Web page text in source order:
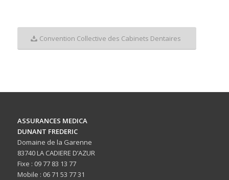
Convention Collective des Cabinets Dentaires
ASSURANCES MEDICA
DUNANT FREDERIC
Domaine de la Garenne
83740 LA CADIERE D’AZUR
Fixe : 09 77 83 13 77
Mobile : 06 71 53 77 31